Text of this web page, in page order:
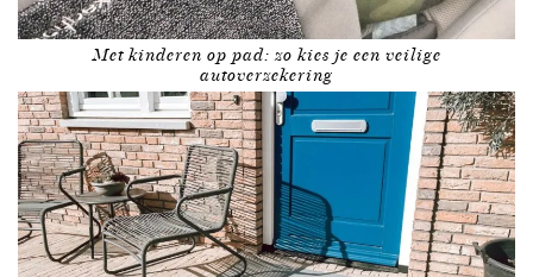
Met kinderen op pad: zo kies je een veilige
autoverzekering